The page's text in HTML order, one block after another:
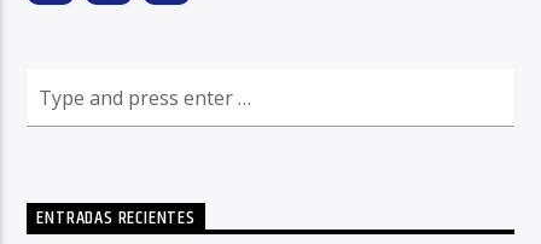
ENTRADAS RECIENTES